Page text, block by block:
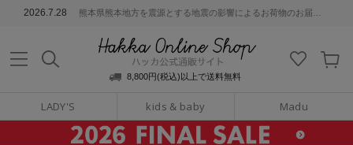
2026.7.28 熊本県熊本地方を震源とする地震の影響によるお荷物のお届けについて
8,800円(税込)以上で送料無料
LADY'S kids & baby Madu
通販サイト